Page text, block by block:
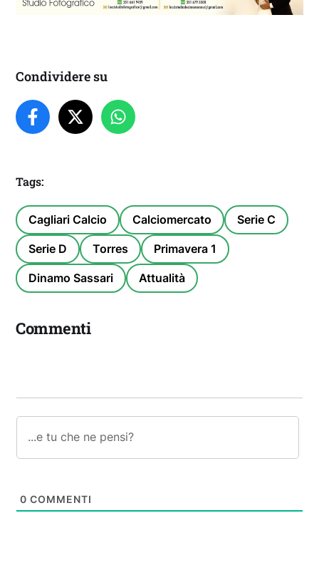
Condividere su
Tags:
Cagliari Calcio Calciomercato Serie C
Serie D Torres Primavera 1
Dinamo Sassari Attualità
Commenti
0 COMMENTI